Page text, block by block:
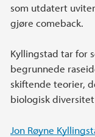
som utdatert
gjøre comeback.
Kyllingstad tar for
begrunnede
skiftende teorier,
biologisk
Jon Røyne